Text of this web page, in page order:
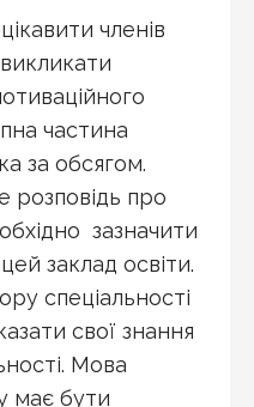
членів
викликати
частина
за обсягом.
розповідь про
зазначити
заклад освіти.
спеціальності
свої знання
Мова
має бути